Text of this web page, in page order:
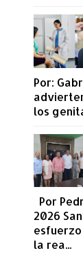
Por:
los
Por
2026
la rea...